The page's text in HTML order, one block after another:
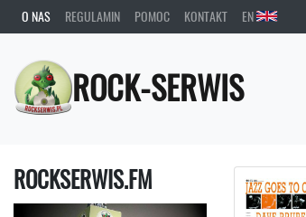
O NAS REGULAMIN POMOC KONTAKT EN
ROCK-SERWIS
ROCKSERWIS.FM